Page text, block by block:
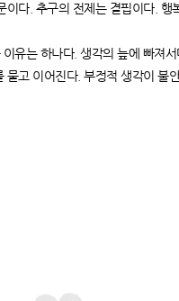
다. 추구의 전제는 결핍이다. 행
유는 하나다. 생각의 늪에 빠져
고 이어진다. 부정적 생각이 불